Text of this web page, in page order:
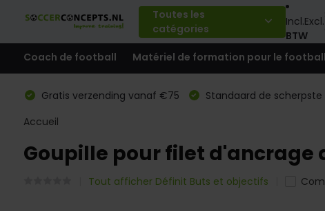
Toutes les
catégories
Incl.Excl.
BTW
Coach de football Matériel de formation pour le football
Gratis verzending vanaf €75 Standaard de scherpste
Accueil
Goupille pour filet d'ancrage
Tout afficher Définit Buts et objectifs